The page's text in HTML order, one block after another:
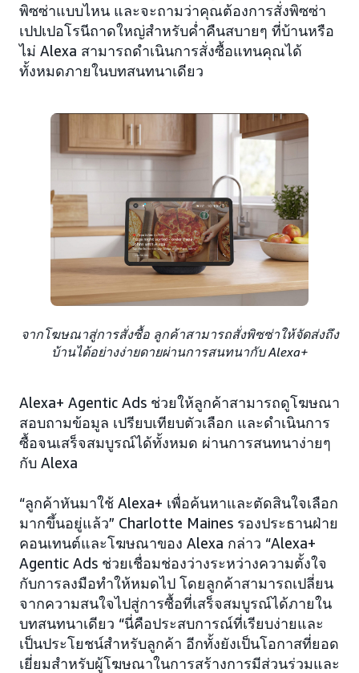
พิซซ่าแบบไหน และจะถามว่าคุณต้องการสั่งพิซซ่า
เปปเปอโรนีถาดใหญ่สำหรับค่ำคืนสบายๆ ที่บ้านหรือ
ไม่ Alexa สามารถดำเนินการสั่งซื้อแทนคุณได้
ทั้งหมดภายในบทสนทนาเดียว
จากโฆษณาสู่การสั่งซื้อ ลูกค้าสามารถสั่งพิซซ่าให้จัดส่งถึง
บ้านได้อย่างง่ายดายผ่านการสนทนากับ Alexa+
Alexa+ Agentic Ads ช่วยให้ลูกค้าสามารถดูโฆษณา
สอบถามข้อมูล เปรียบเทียบตัวเลือก และดำเนินการ
ซื้อจนเสร็จสมบูรณ์ได้ทั้งหมด ผ่านการสนทนาง่ายๆ
กับ Alexa
“ลูกค้าหันมาใช้ Alexa+ เพื่อค้นหาและตัดสินใจเลือก
มากขึ้นอยู่แล้ว” Charlotte Maines รองประธานฝ่าย
คอนเทนต์และโฆษณาของ Alexa กล่าว “Alexa+
Agentic Ads ช่วยเชื่อมช่องว่างระหว่างความตั้งใจ
กับการลงมือทำให้หมดไป โดยลูกค้าสามารถเปลี่ยน
จากความสนใจไปสู่การซื้อที่เสร็จสมบูรณ์ได้ภายใน
บทสนทนาเดียว “นี่คือประสบการณ์ที่เรียบง่ายและ
เป็นประโยชน์สำหรับลูกค้า อีกทั้งยังเป็นโอกาสที่ยอด
เยี่ยมสำหรับผู้โฆษณาในการสร้างการมีส่วนร่วมและ